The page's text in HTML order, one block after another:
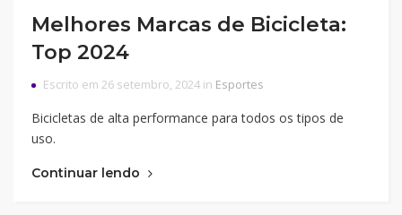
Melhores Marcas de Bicicleta:
Top 2024
Escrito em 26 setembro, 2024 in Esportes
Bicicletas de alta performance para todos os tipos de
uso.
Continuar lendo